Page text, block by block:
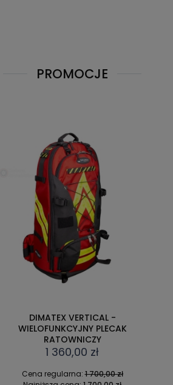
PROMOCJE
DIMATEX MATT AIRBUS PL - PLECAK Z
TWARDĄ SKORUPĄ
450,00 zł
Najniższa cena: 500,00 zł